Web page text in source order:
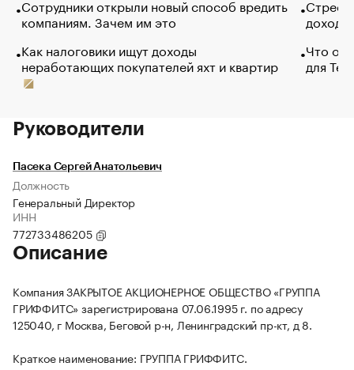
Сотрудники открыли новый способ вредить
компаниям. Зачем им это
Как налоговики ищут доходы
неработающих покупателей яхт и квартир
Что
для
Руководители
Пасека Сергей Анатольевич
Должность
Генеральный Директор
ИНН
772733486205
Описание
Компания ЗАКРЫТОЕ АКЦИОНЕРНОЕ ОБЩЕСТВО «ГРУППА
ГРИФФИТС» зарегистрирована 07.06.1995 г. по адресу
125040, г Москва, Беговой р-н, Ленинградский пр-кт, д 8.
Краткое наименование: ГРУППА ГРИФФИТС.